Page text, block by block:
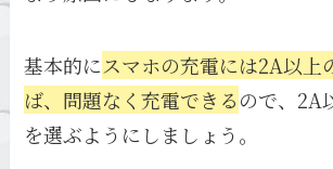
基本的にスマホの充電には2A以上
ば、問題なく充電できるので、2A
を選ぶようにしましょう。